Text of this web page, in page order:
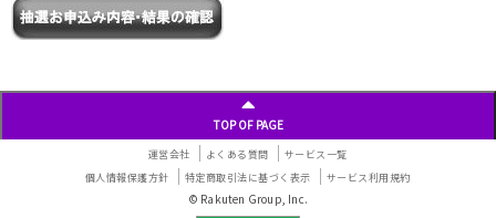
TOP OF PAGE
運営会社 よくある質問
サービス一覧
個人情報保護方針
特定商取引法に基づく表示 サービス利用規約
© Rakuten Group, Inc.